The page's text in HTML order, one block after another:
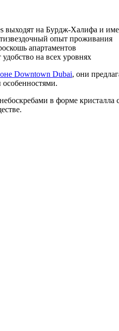
выходят на Бурдж-Халифа и
опыт проживания
апартаментов
на всех уровнях
Downtown Dubai, они
в форме